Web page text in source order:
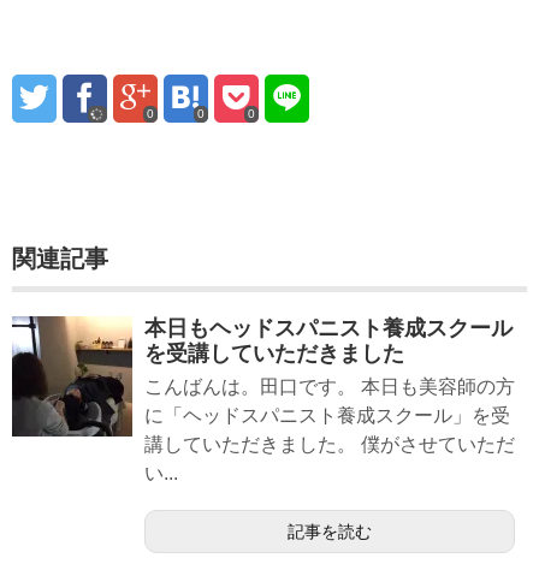
0 0 0
関連記事
本日もヘッドスパニスト養成スクール
を受講していただきました
こんばんは。田口です。 本日も美容師の方
に「ヘッドスパニスト養成スクール」を受
講していただきました。 僕がさせていただ
い...
記事を読む